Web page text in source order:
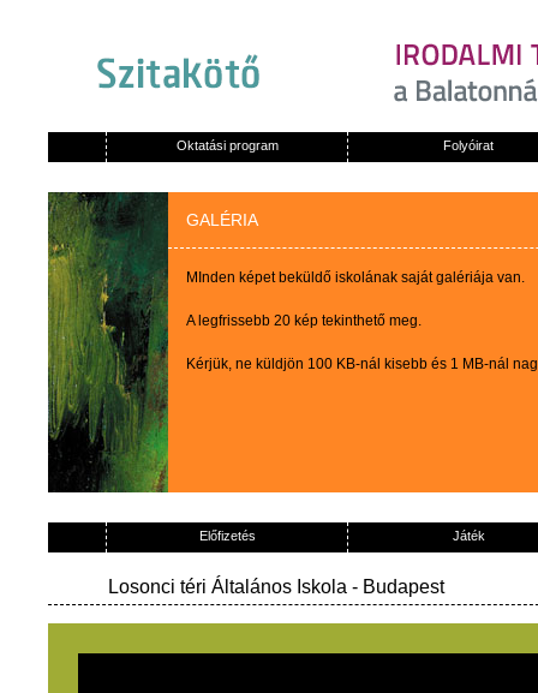
Oktatási program Folyóirat
GALÉRIA
MInden képet beküldő iskolának saját galériája van.
A legfrissebb 20 kép tekinthető meg.
Kérjük, ne küldjön 100 KB-nál kisebb és 1 MB-nál
Előfizetés Játék
Losonci téri Általános Iskola - Budapest